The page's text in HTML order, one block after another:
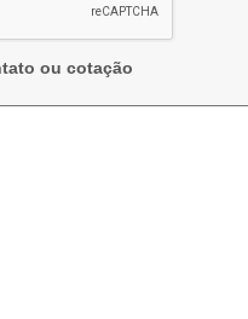
ou cotação